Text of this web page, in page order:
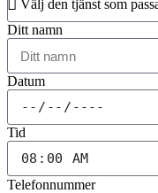
Ditt namn
Datum
Tid
Telefonnummer